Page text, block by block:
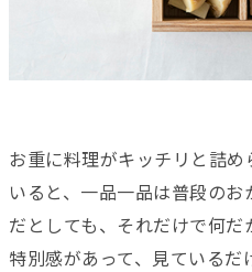
お重に料理がキッチリと詰め
いると、一品一品は普段のお
だとしても、それだけで何だ
特別感があって、見ているだ